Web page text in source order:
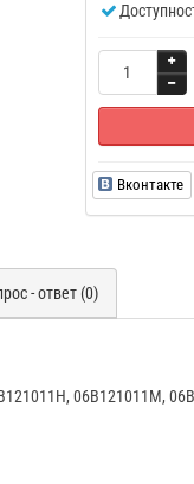
Вконтакте
- ответ (0)
06B121011M,